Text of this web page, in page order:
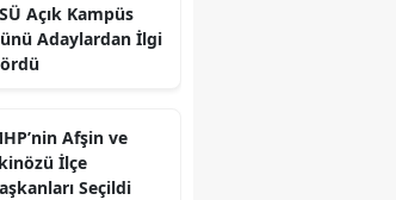
Açık Kampüs
Adaylardan İlgi
Afşin ve
İlçe
Seçildi